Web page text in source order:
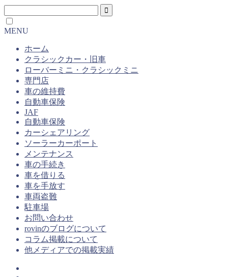
MENU
ホーム
クラシックカー・旧車
ローバーミニ・クラシックミニ
専門店
車の維持費
自動車保険
JAF
自動車保険
カーシェアリング
ソーラーカーポート
メンテナンス
車の手続き
車を借りる
車を手放す
車両盗難
駐車場
お問い合わせ
rovinのブログについて
コラム掲載について
他メディアでの掲載実績